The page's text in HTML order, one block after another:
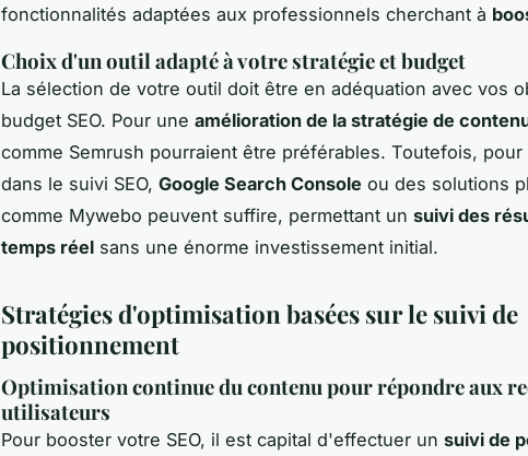
fonctionnalités adaptées aux professionnels cherchant à
Choix d'un outil adapté à votre stratégie et budget
La sélection de votre outil doit être en adéquation avec vos
budget SEO. Pour une amélioration de la stratégie de
comme Semrush pourraient être préférables. Toutefois,
dans le suivi SEO, Google Search Console ou des solutions
comme Mywebo peuvent suffire, permettant un suivi des
temps réel sans une énorme investissement initial.
Stratégies d'optimisation basées sur le suivi de
positionnement
Optimisation continue du contenu pour répondre aux
utilisateurs
Pour booster votre SEO, il est capital d'effectuer un suivi de